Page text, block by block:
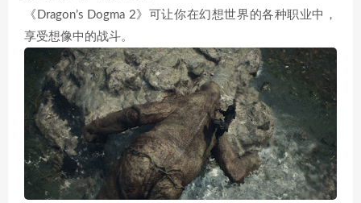
《Dragon’s Dogma 2》可让你在幻想世界的各种职业中，
享受想像中的战斗。